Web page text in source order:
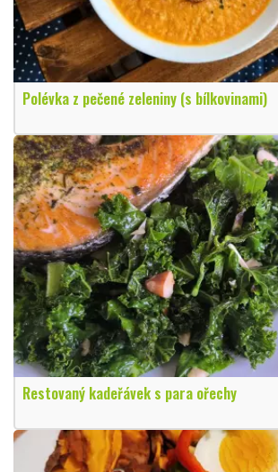
Polévka z pečené zeleniny (s bílkovinami)
Restovaný kadeřávek s para ořechy